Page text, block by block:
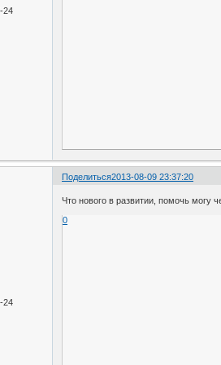
24
Поделиться2013-08-09 23:37:20
24
Что нового в развитии, помочь могу
0